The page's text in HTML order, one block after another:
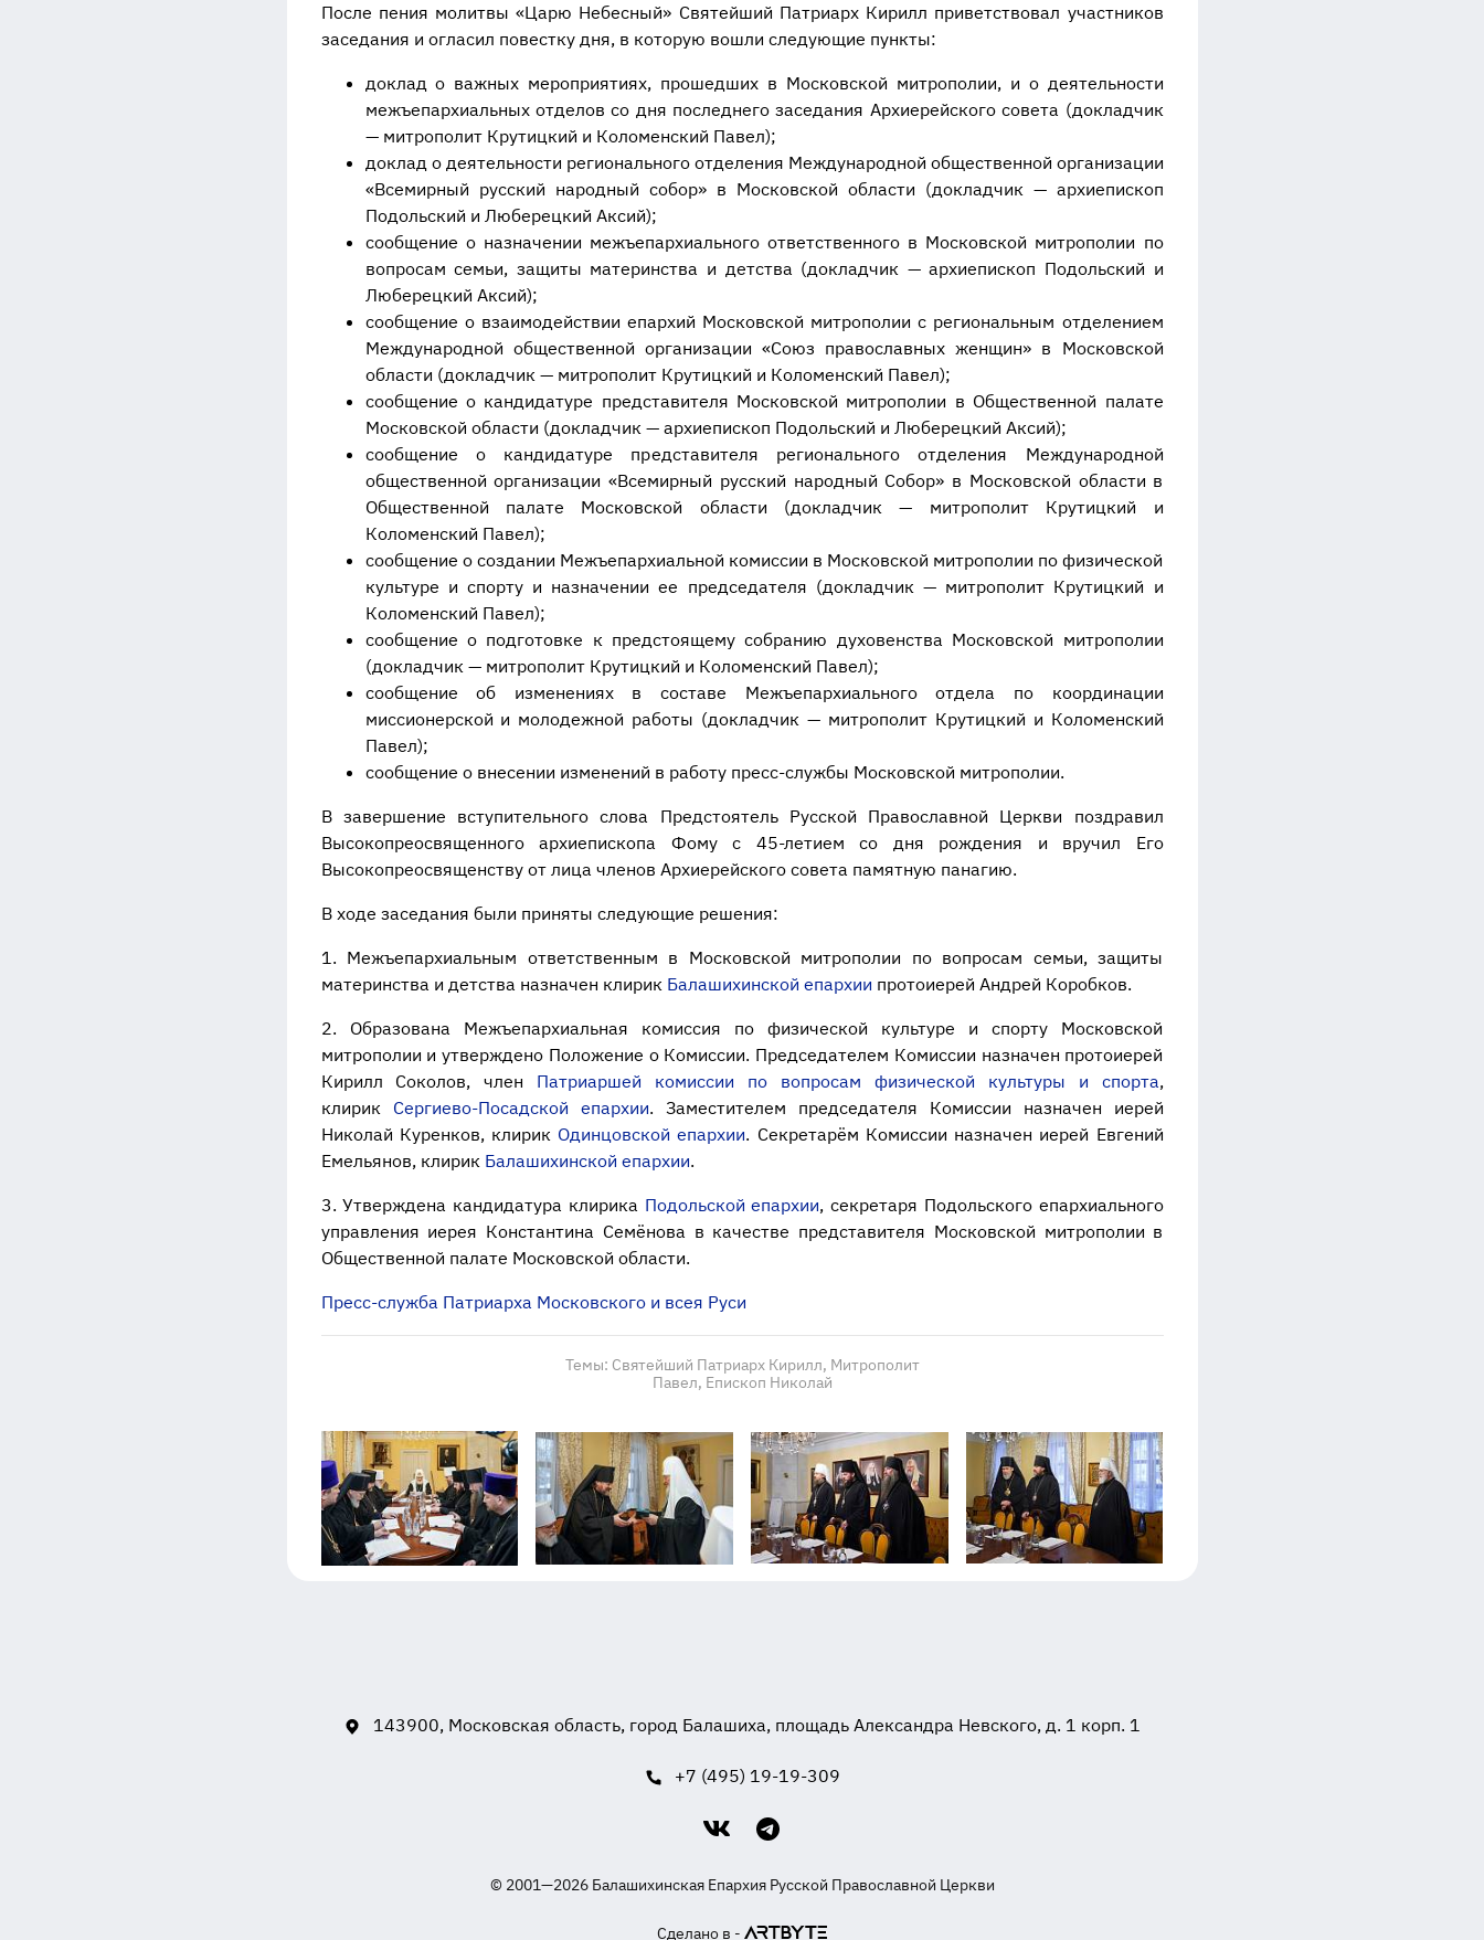
После пения молитвы «Царю Небесный» Святейший Патриарх Кирилл приветствовал участников
заседания и огласил повестку дня, в которую вошли следующие пункты:
доклад о важных мероприятиях, прошедших в Московской митрополии, и о деятельности
межъепархиальных отделов со дня последнего заседания Архиерейского совета (докладчик
— митрополит Крутицкий и Коломенский Павел);
доклад о деятельности регионального отделения Международной общественной организации
«Всемирный русский народный собор» в Московской области (докладчик — архиепископ
Подольский и Люберецкий Аксий);
сообщение о назначении межъепархиального ответственного в Московской митрополии по
вопросам семьи, защиты материнства и детства (докладчик — архиепископ Подольский и
Люберецкий Аксий);
сообщение о взаимодействии епархий Московской митрополии с региональным отделением
Международной общественной организации «Союз православных женщин» в Московской
области (докладчик — митрополит Крутицкий и Коломенский Павел);
сообщение о кандидатуре представителя Московской митрополии в Общественной палате
Московской области (докладчик — архиепископ Подольский и Люберецкий Аксий);
сообщение о кандидатуре представителя регионального отделения Международной
общественной организации «Всемирный русский народный Собор» в Московской области в
Общественной палате Московской области (докладчик — митрополит Крутицкий и
Коломенский Павел);
сообщение о создании Межъепархиальной комиссии в Московской митрополии по физической
культуре и спорту и назначении ее председателя (докладчик — митрополит Крутицкий и
Коломенский Павел);
сообщение о подготовке к предстоящему собранию духовенства Московской митрополии
(докладчик — митрополит Крутицкий и Коломенский Павел);
сообщение об изменениях в составе Межъепархиального отдела по координации
миссионерской и молодежной работы (докладчик — митрополит Крутицкий и Коломенский
Павел);
сообщение о внесении изменений в работу пресс-службы Московской митрополии.
В завершение вступительного слова Предстоятель Русской Православной Церкви поздравил
Высокопреосвященного архиепископа Фому с 45-летием со дня рождения и вручил Его
Высокопреосвященству от лица членов Архиерейского совета памятную панагию.
В ходе заседания были приняты следующие решения:
1. Межъепархиальным ответственным в Московской митрополии по вопросам семьи, защиты
материнства и детства назначен клирик Балашихинской епархии протоиерей Андрей Коробков.
2. Образована Межъепархиальная комиссия по физической культуре и спорту Московской
митрополии и утверждено Положение о Комиссии. Председателем Комиссии назначен протоиерей
Кирилл Соколов, член Патриаршей комиссии по вопросам физической культуры и спорта,
клирик Сергиево-Посадской епархии. Заместителем председателя Комиссии назначен иерей
Николай Куренков, клирик Одинцовской епархии. Секретарём Комиссии назначен иерей Евгений
Емельянов, клирик Балашихинской епархии.
3. Утверждена кандидатура клирика Подольской епархии, секретаря Подольского епархиального
управления иерея Константина Семёнова в качестве представителя Московской митрополии в
Общественной палате Московской области.
Пресс-служба Патриарха Московского и всея Руси
Темы: Святейший Патриарх Кирилл, Митрополит
Павел, Епископ Николай
143900, Московская область, город Балашиха, площадь Александра Невского, д. 1 корп. 1
+7 (495) 19-19-309
© 2001—2026 Балашихинская Епархия Русской Православной Церкви
Сделано в -